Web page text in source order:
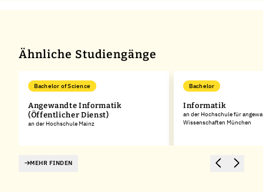
Ähnliche Studiengänge
Bachelor of Science
Angewandte Informatik
(Öffentlicher Dienst)
an der Hochschule Mainz
Bachelor
Informatik
an der Hochschule für
Wissenschaften München
MEHR FINDEN